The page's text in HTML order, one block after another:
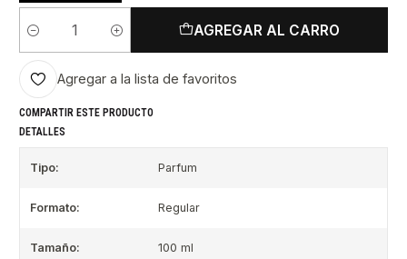
Cantidad
AGREGAR AL CARRO
Agregar a la lista de favoritos
COMPARTIR ESTE PRODUCTO
DETALLES
Tipo: Parfum
Formato: Regular
Tamaño: 100 ml